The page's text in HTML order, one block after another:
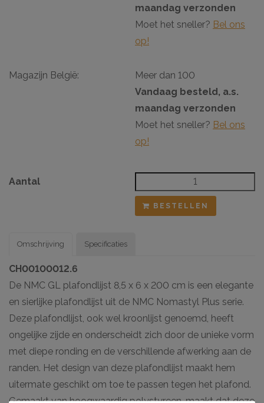
maandag verzonden
Moet het sneller? Bel ons
op!
Magazijn België:
Meer dan 100
Vandaag besteld, a.s.
maandag verzonden
Moet het sneller? Bel ons
op!
Aantal
BESTELLEN
Omschrijving
CH00100012.6
De NMC GL plafondlijst 8,5 x 6 x 200 cm is een elegante
en sierlijke plafondlijst uit de NMC Nomastyl Plus serie.
Deze plafondlijst, ook wel kroonlijst genoemd, heeft
ongelijke zijde en onderscheidt zich door de unieke vorm
met diepe ronding en de verschillende afwerking aan de
randen. Het design van deze plafondlijst maakt hem
uitermate geschikt om toe te passen tegen het plafond.
Specificaties